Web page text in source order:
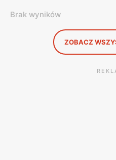
Brak wyników
ZOBACZ